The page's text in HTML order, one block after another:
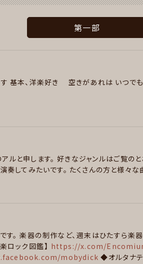
第一部
基本、洋楽好き 空きがあれは いつで
Guns’n Roses/ MARLYN
in Las Vegas/ children of
ア , ハードロック/ヘヴィメタル , ファン
ルと申します。 好きなジャンルはご覧の
奏してみたいです。 たくさんの方と様々な
SEA BUCK－TICK メリー 鴉 the
す。 楽器の制作など、週末はひたすら楽器
ロック図鑑】 https://x.com/
mobydick ◆オルタナテ